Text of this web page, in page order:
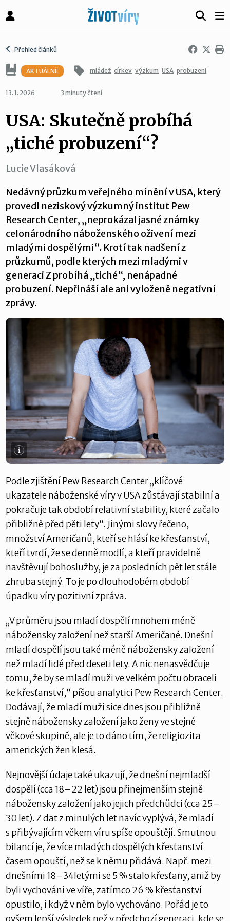
Přehled článků
AKTUÁLNĚ mládež církev výzkum USA probuzení
13. 1. 2026 3 minuty čtení
USA: Skutečně probíhá
„tiché probuzení“?
Lucie Vlasáková
Nedávný průzkum veřejného mínění v USA, který
provedl neziskový výzkumný institut Pew
Research Center, „neprokázal jasné známky
celonárodního náboženského oživení mezi
mladými dospělými“. Krotí tak nadšení z
průzkumů, podle kterých mezi mladými v
generaci Z probíhá „tiché“, nenápadné
probuzení. Nepřináší ale ani vyloženě negativní
zprávy.
Podlezjištění Pew Research Center„klíčové
ukazatele náboženské víry v USA zůstávají stabilní a
pokračuje tak období relativní stability, které začalo
přibližně před pěti lety“. Jinými slovy řečeno,
množství Američanů, kteří se hlásí ke křesťanství,
kteří tvrdí, že se denně modlí, a kteří pravidelně
navštěvují bohoslužby, je za posledních pět let stále
zhruba stejný. To je po dlouhodobém období
úpadku víry pozitivní zpráva.
„V průměru jsou mladí dospělí mnohem méně
nábožensky založení než starší Američané. Dnešní
mladí dospělí jsou také méně nábožensky založení
než mladí lidé před deseti lety. A nic nenasvědčuje
tomu, že by se mladí muži ve velkém počtu obraceli
ke křesťanství,“ píšou analytici Pew Research Center.
Dodávají, že mladí muži sice dnes jsou přibližně
stejně nábožensky založení jako ženy ve stejné
věkové skupině, ale je to dáno tím, že religiozita
amerických žen klesá.
Nejnovější údaje také ukazují, že dnešní nejmladší
dospělí (cca 18–22 let) jsou přinejmenším stejně
nábožensky založení jako jejich předchůdci (cca 25–
30 let). Z dat z minulých let navíc vyplývá, že mladí
s přibývajícím věkem víru spíše opouštějí. Smutnou
bilancí je, že více mladých dospělých křesťanství
časem opouští, než se k němu přidává. Např. mezi
dnešními 18–34letými se 5 % stalo křesťany, aniž by
byli vychováni ve víře, zatímco 26 % křesťanství
opustilo, i když v něm bylo vychováno. Pořád je to